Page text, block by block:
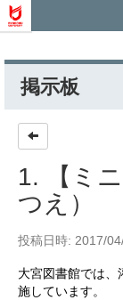
掲示板
1. 【ミ
つえ）
投稿日時: 2017/
大宮図書館では、
施しています。